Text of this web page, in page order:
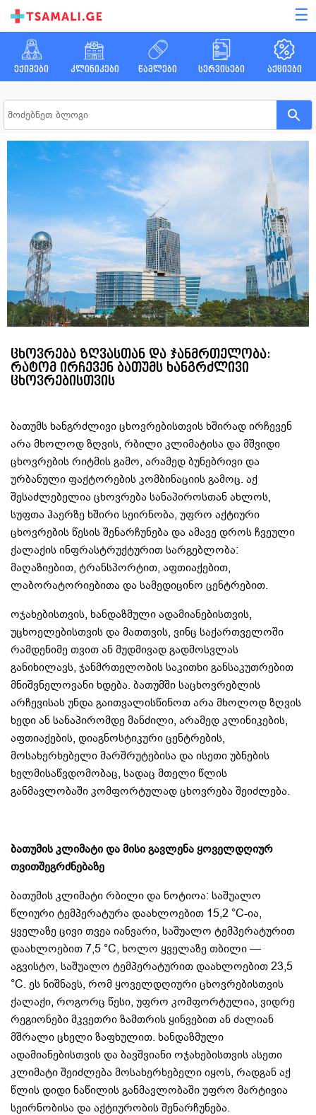
☰
ექიმები კლინიკები წამლები სერვისები აქციები
ცხოვრება ზღვასთან და ჯანმრთელობა:
რატომ ირჩევენ ბათუმს ხანგრძლივი
ცხოვრებისთვის
ბათუმს ხანგრძლივი ცხოვრებისთვის ხშირად ირჩევენ
არა მხოლოდ ზღვის, რბილი კლიმატისა და მშვიდი
ცხოვრების რიტმის გამო, არამედ ბუნებრივი და
ურბანული ფაქტორების კომბინაციის გამოც. აქ
შესაძლებელია ცხოვრება სანაპიროსთან ახლოს,
სუფთა ჰაერზე ხშირი სეირნობა, უფრო აქტიური
ცხოვრების წესის შენარჩუნება და ამავე დროს ჩვეული
ქალაქის ინფრასტრუქტურით სარგებლობა:
მაღაზიებით, ტრანსპორტით, აფთიაქებით,
ლაბორატორიებითა და სამედიცინო ცენტრებით.
ოჯახებისთვის, ხანდაზმული ადამიანებისთვის,
უცხოელებისთვის და მათთვის, ვინც საქართველოში
რამდენიმე თვით ან მუდმივად გადმოსვლას
განიხილავს, ჯანმრთელობის საკითხი განსაკუთრებით
მნიშვნელოვანი ხდება. ბათუმში საცხოვრებლის
არჩევისას უნდა გაითვალისწინოთ არა მხოლოდ ზღვის
ხედი ან სანაპირომდე მანძილი, არამედ კლინიკების,
აფთიაქების, დიაგნოსტიკური ცენტრების,
მოსახერხებელი მარშრუტებისა და ისეთი უბნების
ხელმისაწვდომობაც, სადაც მთელი წლის
განმავლობაში კომფორტულად ცხოვრება შეიძლება.
ბათუმის კლიმატი და მისი გავლენა ყოველდღიურ
თვითშეგრძნებაზე
ბათუმის კლიმატი რბილი და ნოტიოა: საშუალო
წლიური ტემპერატურა დაახლოებით 15,2 °C-ია,
ყველაზე ცივი თვეა იანვარი, საშუალო ტემპერატურით
დაახლოებით 7,5 °C, ხოლო ყველაზე თბილი —
აგვისტო, საშუალო ტემპერატურით დაახლოებით 23,5
°C. ეს ნიშნავს, რომ ყოველდღიური ცხოვრებისთვის
ქალაქი, როგორც წესი, უფრო კომფორტულია, ვიდრე
რეგიონები მკვეთრი ზამთრის ყინვებით ან ძალიან
მშრალი ცხელი ზაფხულით. ხანდაზმული
ადამიანებისთვის და ბავშვიანი ოჯახებისთვის ასეთი
კლიმატი შეიძლება მოსახერხებელი იყოს, რადგან აქ
წლის დიდი ნაწილის განმავლობაში უფრო მარტივია
სეირნობისა და აქტიურობის შენარჩუნება.